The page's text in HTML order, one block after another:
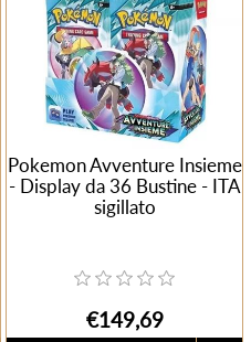
Pokemon Avventure Insieme
- Display da 36 Bustine - ITA
sigillato
€149,69